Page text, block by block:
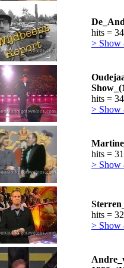
hits =
> Show
hits =
> Show
hits =
> Show
hits =
> Show